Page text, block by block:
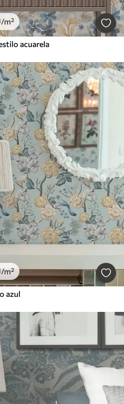
/m²
acuarela
/m²
azul